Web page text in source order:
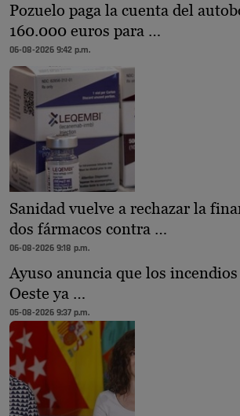
Pozuelo paga la cuenta del
160.000 euros para …
06-08-2026 9:42 p.m.
Sanidad vuelve a rechazar la
dos fármacos contra …
06-08-2026 9:18 p.m.
Ayuso anuncia que los
Oeste ya …
05-08-2026 9:37 p.m.